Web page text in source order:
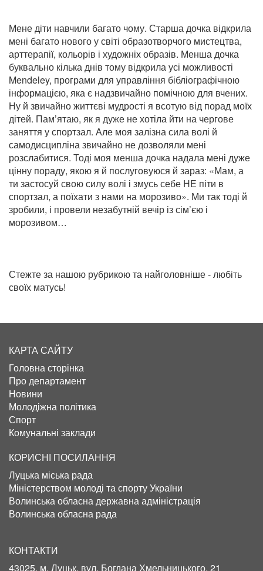
Мене діти навчили багато чому. Старша дочка відкрила
мені багато нового у світі образотворчого мистецтва,
арттерапії, кольорів і художніх образів. Менша дочка
буквально кілька днів тому відкрила усі можливості
Mendeley, програми для управління бібліографічною
інформацією, яка є надзвичайно помічною для вчених.
Ну й звичайно життєві мудрості я всотую від порад моїх
дітей. Пам’ятаю, як я дуже не хотіла йти на чергове
заняття у спортзал. Але моя залізна сила волі й
самодисципліна звичайно не дозволяли мені
розслабитися. Тоді моя менша дочка надала мені дуже
цінну пораду, якою я й послуговуюся й зараз: «Мам, а
ти застосуй свою силу волі і змусь себе НЕ піти в
спортзал, а поїхати з нами на морозиво». Ми так тоді й
зробили, і провели незабутній вечір із сім’єю і
морозивом…
Стежте за нашою рубрикою та найголовніше - любіть
своїх матусь!
КАРТА САЙТУ
Головна сторінка
Про департамент
Новини
Молодіжна політика
Спорт
Комунальні заклади
КОРИСНІ ПОСИЛАННЯ
Луцька міська рада
Міністерством молоді та спорту України
Волинська обласна державна адміністрація
Волинська обласна рада
КОНТАКТИ
43025, м. Луцьк, вул. Богдана Хмельницького, 21